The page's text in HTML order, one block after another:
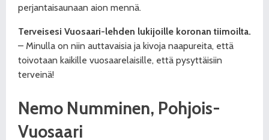
perjantaisaunaan aion mennä.
Terveisesi Vuosaari-lehden lukijoille koronan tiimoilta.
– Minulla on niin auttavaisia ja kivoja naapureita, että
toivotaan kaikille vuosaarelaisille, että pysyttäisiin
terveinä!
Nemo Numminen, Pohjois-
Vuosaari